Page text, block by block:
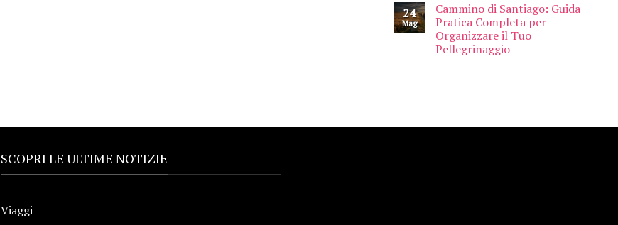
24
Mag
Cammino di Santiago: Guida
Pratica Completa per
Organizzare il Tuo
Pellegrinaggio
SCOPRI LE ULTIME NOTIZIE
Viaggi